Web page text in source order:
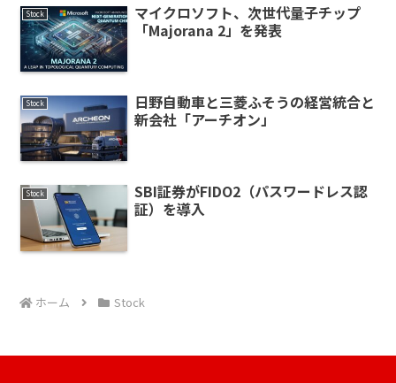
Stock
マイクロソフト、次世代量子チップ
「Majorana 2」を発表
Stock
日野自動車と三菱ふそうの経営統合と
新会社「アーチオン」
Stock
SBI証券がFIDO2（パスワードレス認
証）を導入
ホーム Stock